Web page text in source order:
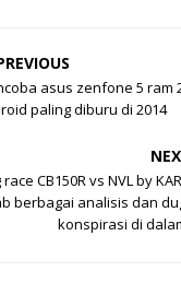
asus zenfone 5 ram
paling diburu di 2014
CB150R vs NVL by
berbagai analisis dan
konspirasi di